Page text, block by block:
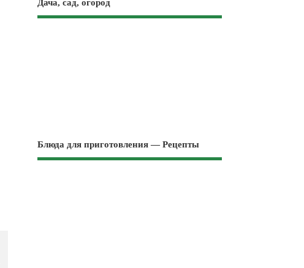
Дача, сад, огород
Блюда для приготовления — Рецепты